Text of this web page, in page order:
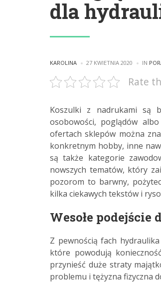
dla
POSTED
KAROLINA 27 KWIETNIA 2020 IN
Rate
Koszulki z nadrukami są
osobowości, poglądów
ofertach sklepów można
konkretnym hobby, inne
są także kategorie
nowszych tematów, który
pozorom to barwny,
kilka ciekawych tekstów i
Wesołe
Z pewnością fach
które powodują
przynieść duże straty
problemu i tężyzna fizyczna